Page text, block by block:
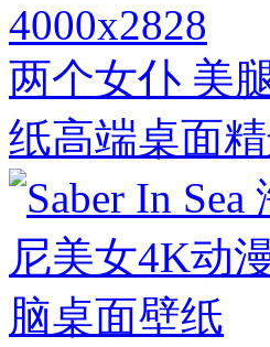
4000x2828
两个女仆 美
纸高端桌面